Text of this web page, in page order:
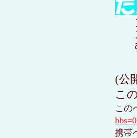
(公
こ
この
携帯